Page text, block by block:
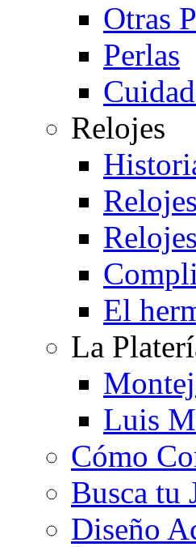
Otras
Perlas
Relojes
El
La
Luis
Cómo
Busca tu
Diseño